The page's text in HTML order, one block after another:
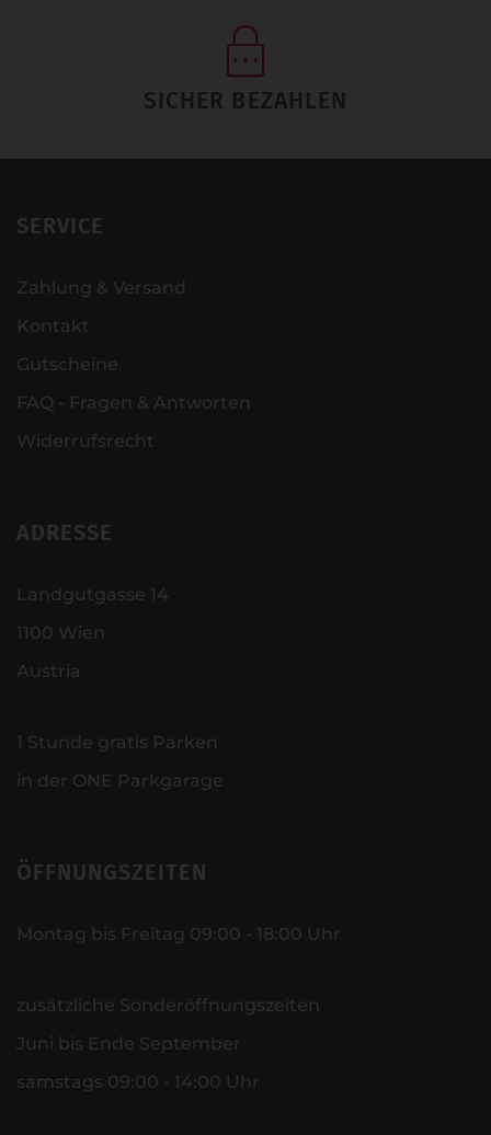
SICHER BEZAHLEN
SERVICE
Zahlung & Versand
Kontakt
Gutscheine
FAQ - Fragen & Antworten
Widerrufsrecht
ADRESSE
Landgutgasse 14
1100 Wien
Austria
1 Stunde gratis Parken
in der ONE Parkgarage
ÖFFNUNGSZEITEN
Montag bis Freitag 09:00 - 18:00 Uhr
zusätzliche Sonderöffnungszeiten
Juni bis Ende September
samstags 09:00 - 14:00 Uhr